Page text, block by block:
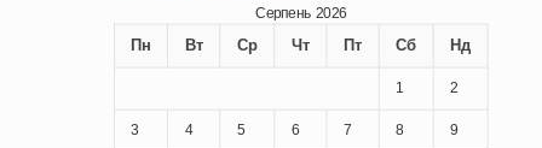
Серпень 2026
Пн Вт Ср Чт Пт Сб Нд
1 2
3 4 5 6 7 8 9